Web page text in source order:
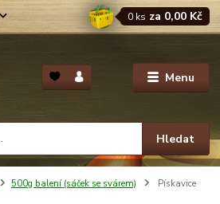
Menu
Hledat
0 ks za 0,00 Kč
500g balení (sáček se svárem)
Pískavice